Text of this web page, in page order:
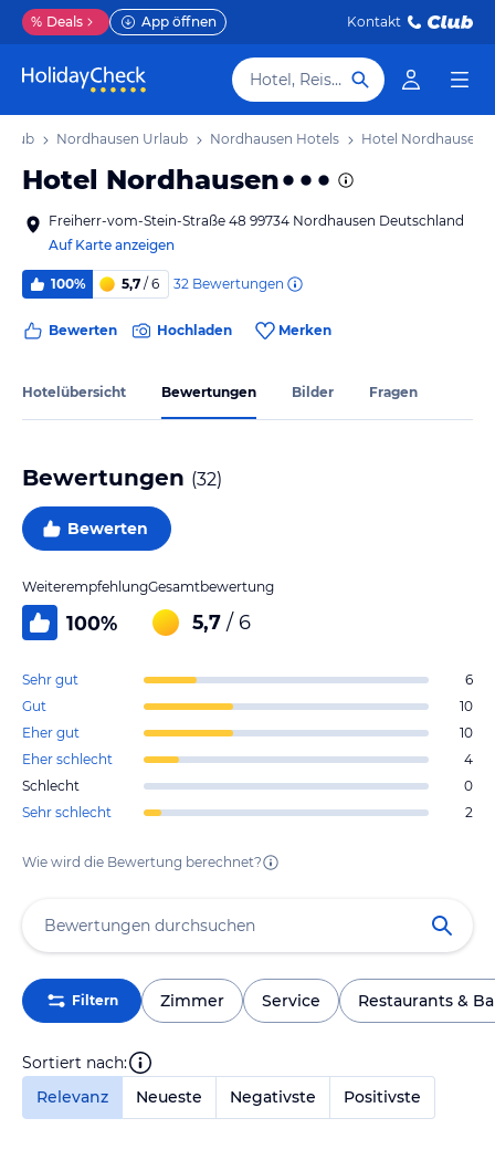
% Deals App öffnen Kontakt
Hotel, Reiseziel
Nordhausen Urlaub Nordhausen Hotels Hotel Nordhausen
Hotel Nordhausen
Freiherr-vom-Stein-Straße 48 99734 Nordhausen Deutschland
Auf Karte anzeigen
100% 5,7 / 6 32 Bewertungen
Bewerten Hochladen Merken
Hotelübersicht Bewertungen Bilder Fragen
Bewertungen (32)
Bewerten
Weiterempfehlung
100%
Gesamtbewertung
5,7 / 6
Sehr gut
6
Gut
10
Eher gut
10
Eher schlecht
4
Schlecht
0
Sehr schlecht
2
Wie wird die Bewertung berechnet?
Filtern Zimmer Service Restaurants &
Sortiert nach:
Relevanz
Neueste Negativste Positivste